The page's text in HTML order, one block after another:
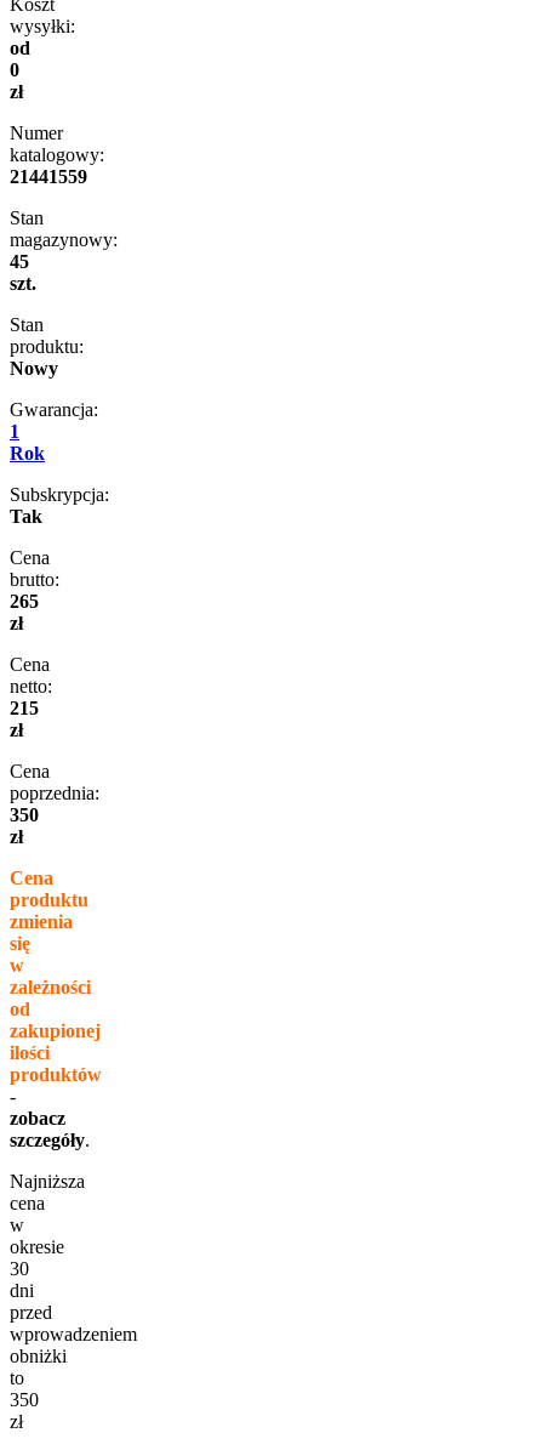
wysyłki:
od
0
zł
Numer
katalogowy:
21441559
Stan
magazynowy:
45
szt.
Stan
produktu:
Nowy
Gwarancja:
1
Rok
Subskrypcja:
Tak
Cena
brutto:
265
zł
Cena
netto:
215
zł
Cena
poprzednia:
350
zł
Cena
produktu
zmienia
się
w
zależności
od
zakupionej
ilości
produktów
-
zobacz
szczegóły.
Najniższa
cena
w
okresie
30
dni
przed
wprowadzeniem
obniżki
to
350
zł